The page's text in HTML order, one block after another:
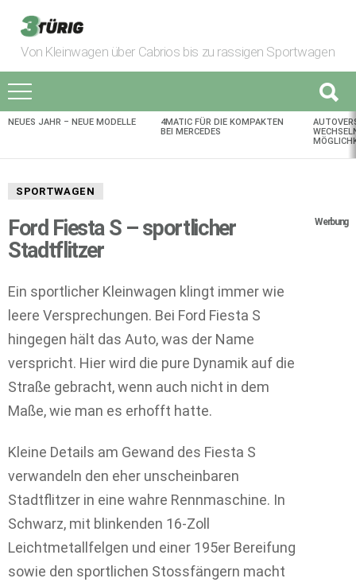
Von Kleinwagen über Cabrios bis zu rassigen Sportwagen
AKTUELLES
NEUES JAHR – NEUE MODELLE
4MATIC FÜR DIE KOMPAKTEN
BEI MERCEDES
SPORTWAGEN
Ford Fiesta S – sportlicher
Stadtflitzer
Werbung
Ein sportlicher Kleinwagen klingt immer wie
leere Versprechungen. Bei Ford Fiesta S
hingegen hält das Auto, was der Name
verspricht. Hier wird die pure Dynamik auf die
Straße gebracht, wenn auch nicht in dem
Maße, wie man es erhofft hatte.
Kleine Details am Gewand des Fiesta S
verwandeln den eher unscheinbaren
Stadtflitzer in eine wahre Rennmaschine. In
Schwarz, mit blinkenden 16-Zoll
Leichtmetallfelgen und einer 195er Bereifung
sowie den sportlichen Stossfängern macht